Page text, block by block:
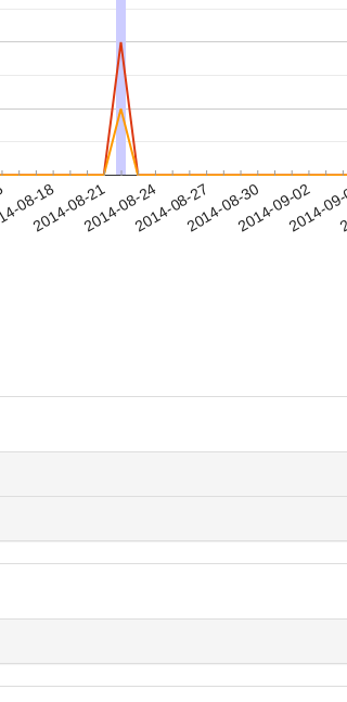
08-18
2014-08-212014-08-242014-08-272014-08-302014-09-02
2014-